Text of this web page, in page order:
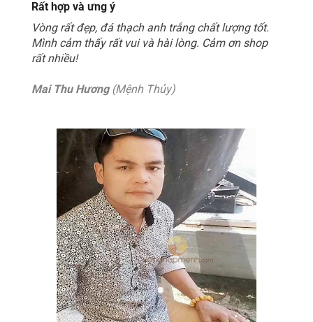
Rất hợp và ưng ý
Vòng rất đẹp, đá thạch anh trắng chất lượng tốt.
Mình cảm thấy rất vui và hài lòng. Cảm ơn shop
rất nhiều!
Mai Thu Hương(Mệnh Thủy)